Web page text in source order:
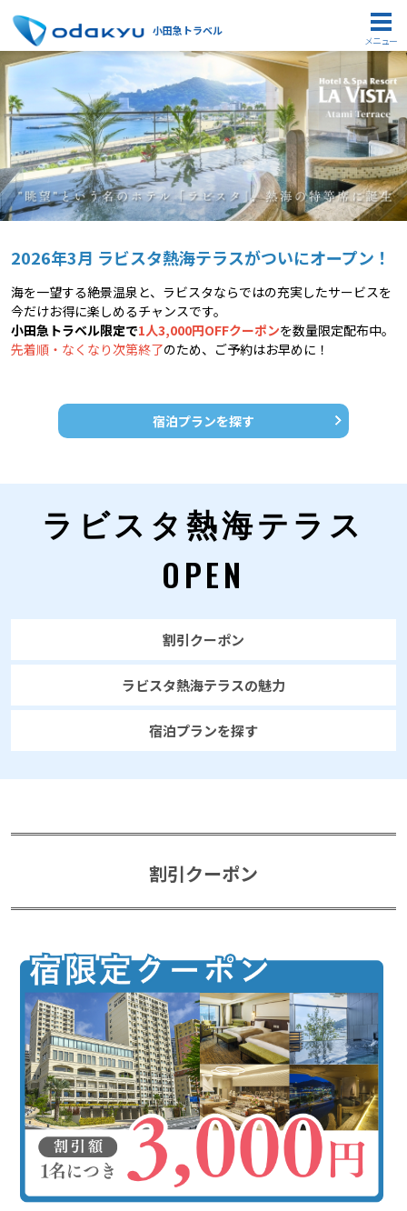
小田急トラベル
メニュー
2026年3月 ラビスタ熱海テラスがついにオープン！
海を一望する絶景温泉と、ラビスタならではの充実したサービスを
今だけお得に楽しめるチャンスです。
小田急トラベル限定で1人3,000円OFFクーポンを数量限定配布中。
先着順・なくなり次第終了のため、ご予約はお早めに！
宿泊プランを探す
ラビスタ熱海テラス
OPEN
割引クーポン
ラビスタ熱海テラスの魅力
宿泊プランを探す
割引クーポン